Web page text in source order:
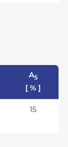
A5
[ % ]
15